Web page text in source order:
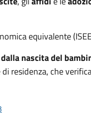
equivalente
nascita del
residenza, che